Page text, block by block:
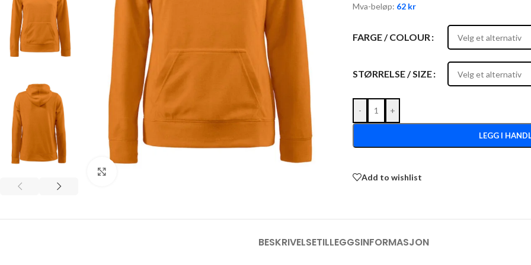
Mva-beløp: 62 kr
FARGE / COLOUR
STØRRELSE / SIZE
- +
LEGG I
Add to wishlist
BESKRIVELSETILLEGGSINFORMASJON